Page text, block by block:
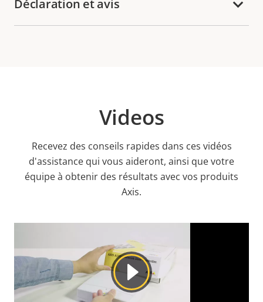
Déclaration et avis
Videos
Recevez des conseils rapides dans ces vidéos
d'assistance qui vous aideront, ainsi que votre
équipe à obtenir des résultats avec vos produits
Axis.